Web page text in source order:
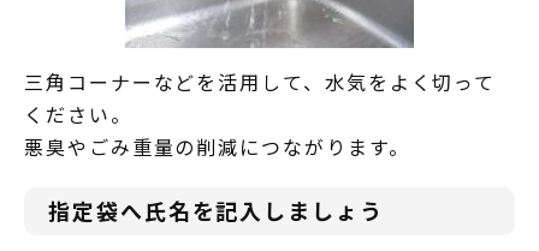
三角コーナーなどを活用して、水気をよく切って
ください。
悪臭やごみ重量の削減につながります。
指定袋へ氏名を記入しましょう